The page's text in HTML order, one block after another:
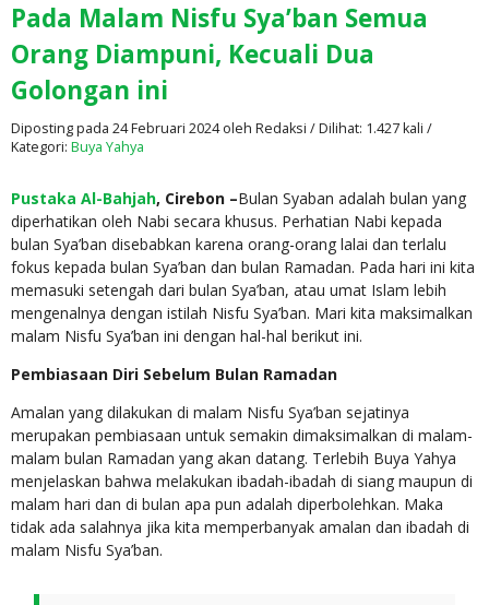
Pada Malam Nisfu Sya’ban Semua
Orang Diampuni, Kecuali Dua
Golongan ini
Diposting pada 24 Februari 2024 oleh Redaksi / Dilihat: 1.427 kali /
Kategori: Buya Yahya
Pustaka Al-Bahjah, Cirebon –Bulan Syaban adalah bulan yang
diperhatikan oleh Nabi secara khusus. Perhatian Nabi kepada
bulan Sya’ban disebabkan karena orang-orang lalai dan terlalu
fokus kepada bulan Sya’ban dan bulan Ramadan. Pada hari ini kita
memasuki setengah dari bulan Sya’ban, atau umat Islam lebih
mengenalnya dengan istilah Nisfu Sya’ban. Mari kita maksimalkan
malam Nisfu Sya’ban ini dengan hal-hal berikut ini.
Pembiasaan Diri Sebelum Bulan Ramadan
Amalan yang dilakukan di malam Nisfu Sya’ban sejatinya
merupakan pembiasaan untuk semakin dimaksimalkan di malam-
malam bulan Ramadan yang akan datang. Terlebih Buya Yahya
menjelaskan bahwa melakukan ibadah-ibadah di siang maupun di
malam hari dan di bulan apa pun adalah diperbolehkan. Maka
tidak ada salahnya jika kita memperbanyak amalan dan ibadah di
malam Nisfu Sya’ban.